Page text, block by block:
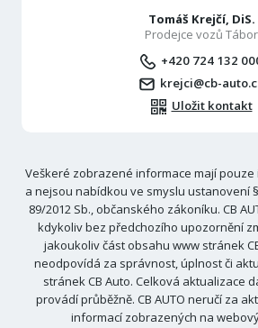
Tomáš Krejčí, DiS.
Prodejce vozů Tábor
+420 724 132
krejci@cb-
Uložit kontakt
Veškeré zobrazené informace mají
a nejsou nabídkou ve smyslu ustanovení
89/2012 Sb., občanského zákoníku. CB
kdykoliv bez předchozího upozornění
jakoukoliv část obsahu www stránek
neodpovídá za správnost, úplnost či
stránek CB Auto. Celková aktualizace
provádí průběžně. CB AUTO neručí za
informací zobrazených na